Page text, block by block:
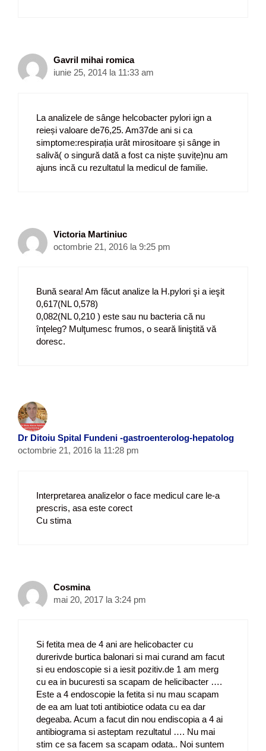
Gavril mihai romica
iunie 25, 2014 la 11:33 am
La analizele de sânge helcobacter pylori ign a
reieși valoare de76,25. Am37de ani si ca
simptome:respirația urât mirositoare și sânge in
salivă( o singură dată a fost ca niște șuvițe)nu am
ajuns incă cu rezultatul la medicul de familie.
Victoria Martiniuc
octombrie 21, 2016 la 9:25 pm
Bună seara! Am făcut analize la H.pylori şi a ieşit
0,617(NL 0,578)
0,082(NL 0,210 ) este sau nu bacteria că nu
înţeleg? Mulţumesc frumos, o seară liniştită vă
doresc.
Dr Ditoiu Spital Fundeni -gastroenterolog-hepatolog
octombrie 21, 2016 la 11:28 pm
Interpretarea analizelor o face medicul care le-a
prescris, asa este corect
Cu stima
Cosmina
mai 20, 2017 la 3:24 pm
Si fetita mea de 4 ani are helicobacter cu
durerivde burtica balonari si mai curand am facut
si eu endoscopie si a iesit pozitiv.de 1 am merg
cu ea in bucuresti sa scapam de helicibacter ….
Este a 4 endoscopie la fetita si nu mau scapam
de ea am luat toti antibiotice odata cu ea dar
degeaba. Acum a facut din nou endiscopia a 4 ai
antibiograma si asteptam rezultatul …. Nu mai
stim ce sa facem sa scapam odata.. Noi suntem